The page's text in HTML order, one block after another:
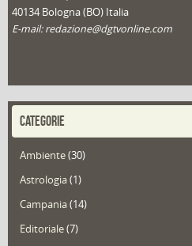
40134 Bologna (BO) Italia
E-mail: redazione@dgtvonline.com
CATEGORIE
Ambiente(30)
Astrologia(1)
Campania(14)
Editoriale(7)